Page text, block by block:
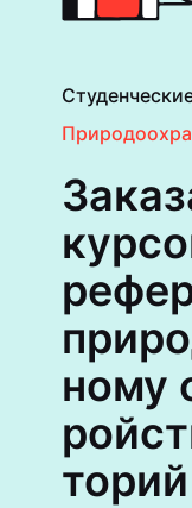
ному
торий